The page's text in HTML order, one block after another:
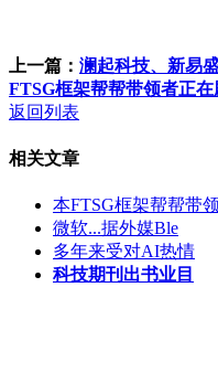
上一篇： 澜起科技、新易
FTSG框架帮帮带领者正
返回列表
相关文章
本FTSG框架帮帮带领
微软...据外媒Ble
多年来受对AI热情
科技期刊出书业目